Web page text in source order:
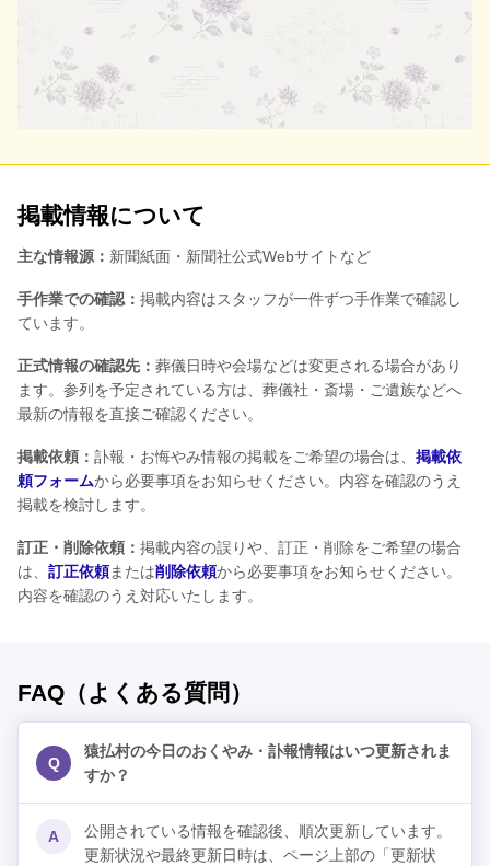
掲載情報について
主な情報源： 新聞紙面・新聞社公式Webサイトなど
手作業での確認： 掲載内容はスタッフが一件ずつ手作業で確認し
ています。
正式情報の確認先： 葬儀日時や会場などは変更される場合があり
ます。参列を予定されている方は、葬儀社・斎場・ご遺族などへ
最新の情報を直接ご確認ください。
掲載依頼： 訃報・お悔やみ情報の掲載をご希望の場合は、 掲載依
頼フォームから必要事項をお知らせください。内容を確認のうえ
掲載を検討します。
訂正・削除依頼： 掲載内容の誤りや、訂正・削除をご希望の場合
は、 訂正依頼または削除依頼から必要事項をお知らせください。
内容を確認のうえ対応いたします。
FAQ（よくある質問）
Q
猿払村の今日のおくやみ・訃報情報はいつ更新されま
すか？
A
公開されている情報を確認後、順次更新しています。
更新状況や最終更新日時は、ページ上部の「更新状